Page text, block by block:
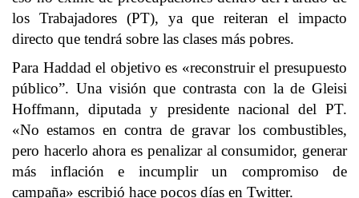
los Trabajadores (PT), ya que reiteran el impacto
directo que tendrá sobre las clases más pobres.
Para Haddad el objetivo es «reconstruir el presupuesto
público”. Una visión que contrasta con la de Gleisi
Hoffmann, diputada y presidente nacional del PT.
«No estamos en contra de gravar los combustibles,
pero hacerlo ahora es penalizar al consumidor, generar
más inflación e incumplir un compromiso de
campaña» escribió hace pocos días en Twitter.